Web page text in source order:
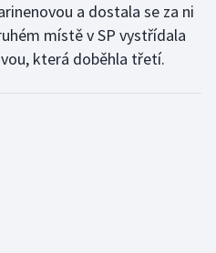
a dostala se za ni
místě v SP vystřídala
která doběhla třetí.